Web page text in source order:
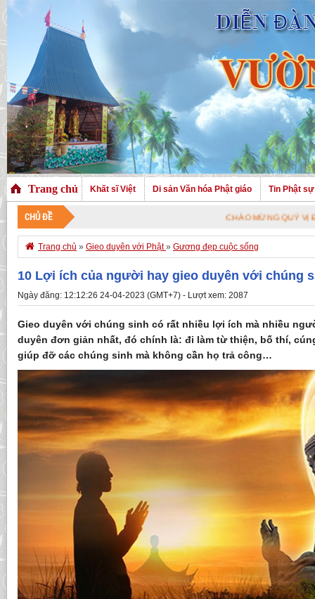
Trang chủ Khất sĩ Việt Di sản Văn hóa Phật giáo Tin Phật sự
CHỦ ĐỀ CHÀO MỪNG QUÝ VỊ ĐÃ GHÉ
 Trang chủ » Gieo duyên với Phật» Gương đẹp cuộc sống
10 Lợi ích của người hay gieo duyên với chúng
Ngày đăng: 12:12:26 24-04-2023 (GMT+7) - Lượt xem: 2087
Gieo duyên với chúng sinh có rất nhiều lợi ích mà nhiều
duyên đơn giản nhất, đó chính là: đi làm từ thiện, bố thí,
giúp đỡ các chúng sinh mà không cần họ trả công…